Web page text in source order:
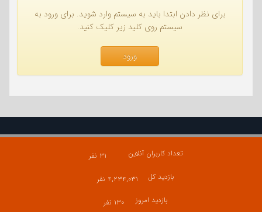
برای نظر دادن ابتدا باید به سیستم وارد شوید. برای ورود به
سیستم روی کلید زیر کلیک کنید.
ورود
تعداد کاربران آنلاین
۳۱ نفر
بازدید کل
۴,۲۳۴,۰۳۱ نفر
بازدید امروز
۱۳۰ نفر